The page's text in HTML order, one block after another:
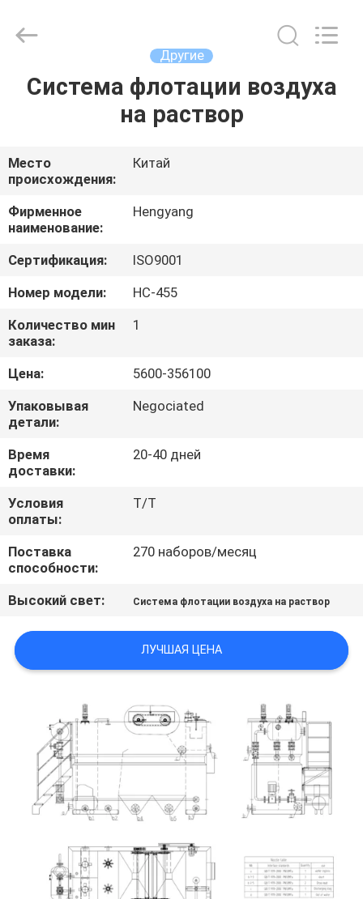
ДОМ
О
НАС
ПУТЕШЕСТВИЕ
ФАБРИКИ
ПРОВЕРКА
КАЧЕСТВА
СВЯЖИТЕСЬ
МЫ
НОВОСТИ
СЛУЧАИ
КАРТА
САЙТА
КОНФИДЕНЦИАЛЬНОСТИ
Industrial
Reserved.
Другие
Система флотации воздуха
на раствор
Место
происхождения:
Китай
Фирменное
наименование:
Hengyang
Сертификация:
ISO9001
Номер модели:
HC-455
Количество мин
заказа:
1
Цена:
5600-356100
Упаковывая
детали:
Negociated
Время
доставки:
20-40 дней
Условия
оплаты:
T/T
Поставка
способности:
270 наборов/месяц
Высокий свет: Система флотации воздуха на раствор
ЛУЧШАЯ ЦЕНА